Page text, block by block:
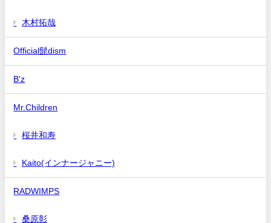
木村拓哉
Official髭dism
B'z
Mr.Children
桜井和寿
Kaito(インナージャニー)
RADWIMPS
桑原彰